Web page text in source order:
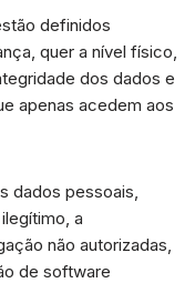
definidos
quer a nível físico,
dos dados e
apenas acedem aos
dados pessoais,
a
não autorizadas,
de software